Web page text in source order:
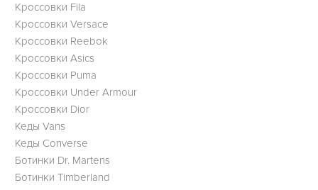
Кроссовки Fila
Кроссовки Versace
Кроссовки Reebok
Кроссовки Asics
Кроссовки Puma
Кроссовки Under Armour
Кроссовки Dior
Кеды Vans
Кеды Converse
Ботинки Dr. Martens
Ботинки Timberland